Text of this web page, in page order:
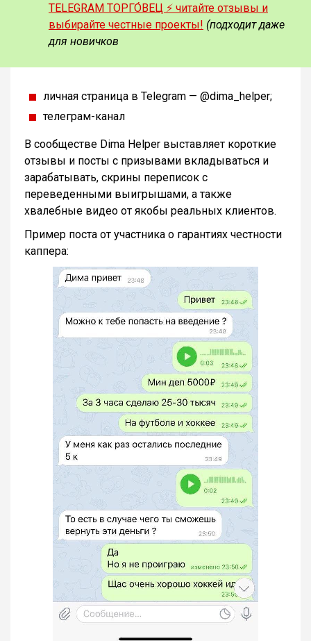
TELEGRAM ТОРГО́ВЕЦ ⚡️ читайте отзывы и
выбирайте честные проекты! (подходит даже
для новичков
личная страница в Telegram — @dima_helper;
телеграм-канал
В сообществе Dima Helper выставляет короткие
отзывы и посты с призывами вкладываться и
зарабатывать, скрины переписок с
переведенными выигрышами, а также
хвалебные видео от якобы реальных клиентов.
Пример поста от участника о гарантиях честности
каппера: